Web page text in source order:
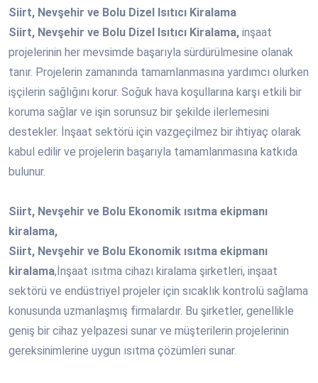
Siirt, Nevşehir ve Bolu Dizel Isıtıcı Kiralama
Siirt, Nevşehir ve Bolu Dizel Isıtıcı Kiralama, inşaat
projelerinin her mevsimde başarıyla sürdürülmesine olanak
tanır. Projelerin zamanında tamamlanmasına yardımcı olurken
işçilerin sağlığını korur. Soğuk hava koşullarına karşı etkili bir
koruma sağlar ve işin sorunsuz bir şekilde ilerlemesini
destekler. İnşaat sektörü için vazgeçilmez bir ihtiyaç olarak
kabul edilir ve projelerin başarıyla tamamlanmasına katkıda
bulunur.
Siirt, Nevşehir ve Bolu Ekonomik ısıtma ekipmanı
kiralama,
Siirt, Nevşehir ve Bolu Ekonomik ısıtma ekipmanı
kiralama,İnşaat ısıtma cihazı kiralama şirketleri, inşaat
sektörü ve endüstriyel projeler için sıcaklık kontrolü sağlama
konusunda uzmanlaşmış firmalardır. Bu şirketler, genellikle
geniş bir cihaz yelpazesi sunar ve müşterilerin projelerinin
gereksinimlerine uygun ısıtma çözümleri sunar.